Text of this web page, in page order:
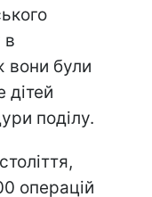
в
вони були
дітей
поділу.
операцій